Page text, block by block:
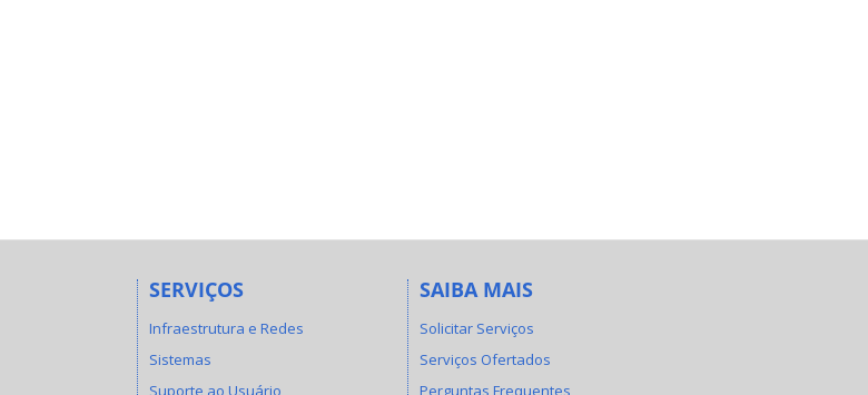
SERVIÇOS
Infraestrutura e Redes
Sistemas
Suporte ao Usuário
SAIBA MAIS
Solicitar Serviços
Serviços Ofertados
Perguntas Frequentes